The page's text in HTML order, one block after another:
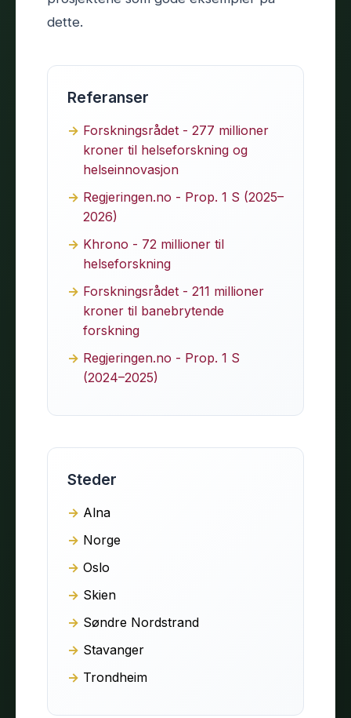
dette.
Referanser
Forskningsrådet - 277 millioner
kroner til helseforskning og
helseinnovasjon
Regjeringen.no - Prop. 1 S (2025–
2026)
Khrono - 72 millioner til
helseforskning
Forskningsrådet - 211 millioner
kroner til banebrytende
forskning
Regjeringen.no - Prop. 1 S
(2024–2025)
Steder
Alna
Norge
Oslo
Skien
Søndre Nordstrand
Stavanger
Trondheim